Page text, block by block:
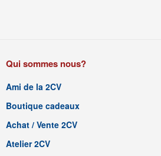
Qui sommes nous?
Ami de la 2CV
Boutique cadeaux
Achat / Vente 2CV
Atelier 2CV